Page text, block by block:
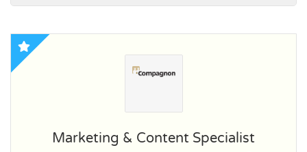
Marketing & Content Specialist